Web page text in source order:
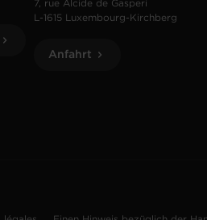
7, rue Alcide de Gasperi
L-1615 Luxembourg-Kirchberg
Anfahrt